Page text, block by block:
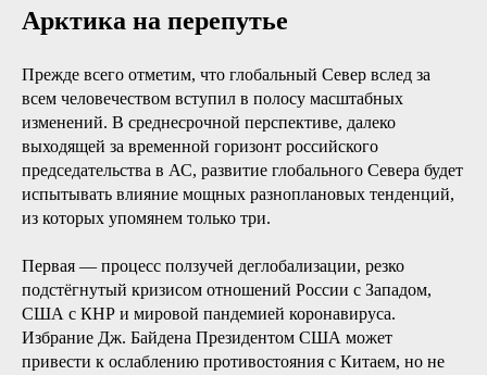
Арктика на перепутье
Прежде всего отметим, что глобальный Север вслед за
всем человечеством вступил в полосу масштабных
изменений. В среднесрочной перспективе, далеко
выходящей за временной горизонт российского
председательства в АС, развитие глобального Севера будет
испытывать влияние мощных разноплановых тенденций,
из которых упомянем только три.
Первая — процесс ползучей деглобализации, резко
подстёгнутый кризисом отношений России с Западом,
США с КНР и мировой пандемией коронавируса.
Избрание Дж. Байдена Президентом США может
привести к ослаблению противостояния с Китаем, но не